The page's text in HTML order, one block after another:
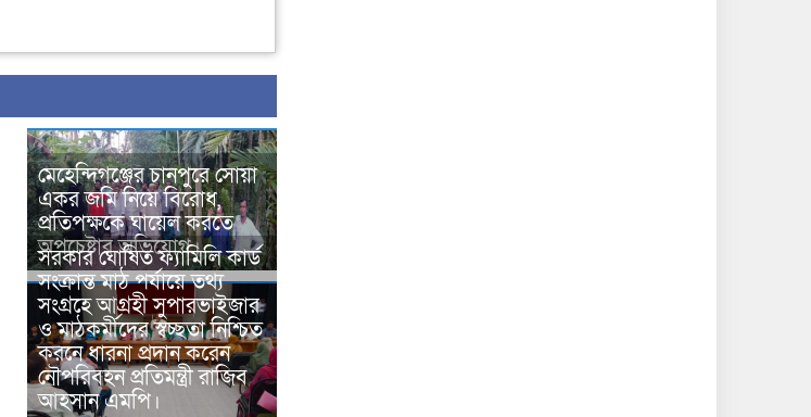
মেহেন্দিগঞ্জের চানপুরে সোয়া
একর জমি নিয়ে বিরোধ,
প্রতিপক্ষকে ঘায়েল করতে
অপচেষ্টার অভিযোগ।
সরকার ঘোষিত ফ্যামিলি কার্ড
সংক্রান্ত মাঠ পর্যায়ে তথ্য
সংগ্রহে আগ্রহী সুপারভাইজার
ও মাঠকর্মীদের স্বচ্ছতা নিশ্চিত
করনে ধারনা প্রদান করেন
নৌপরিবহন প্রতিমন্ত্রী রাজিব
আহসান এমপি।